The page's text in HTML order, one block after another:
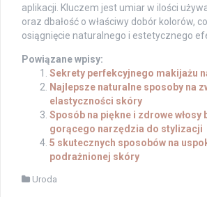
aplikacji. Kluczem jest umiar w ilości
oraz dbałość o właściwy dobór kolorów,
osiągnięcie naturalnego i estetycznego
Powiązane wpisy:
Sekrety perfekcyjnego makijażu
Najlepsze naturalne sposoby na
elastyczności skóry
Sposób na piękne i zdrowe włosy
gorącego narzędzia do stylizacji
5 skutecznych sposobów na
podrażnionej skóry
Uroda